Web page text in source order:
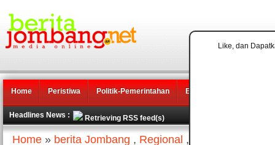
Home Peristiwa Politik-Pemerintahan Ekonomi
Headlines News : Retrieving RSS feed(s)
Home » berita Jombang , Regional ,
Like, dan